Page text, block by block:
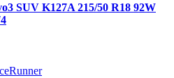
SUV K127A 215/50 R18 92W